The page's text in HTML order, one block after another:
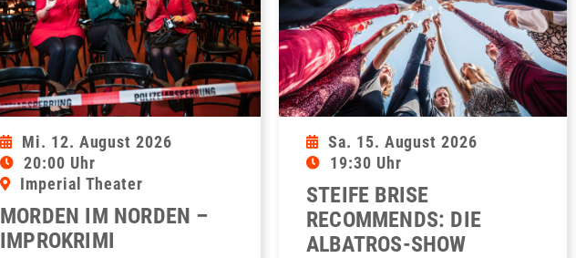
Mi. 12. August 2026
20:00 Uhr
Imperial Theater
MORDEN IM NORDEN –
IMPROKRIMI
Sa. 15. August 2026
19:30 Uhr
STEIFE BRISE
RECOMMENDS: DIE
ALBATROS-SHOW